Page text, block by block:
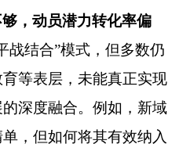
，动员潜力转化率偏
战结合”模式，但多数仍
等表层，未能真正实现
深度融合。例如，新域
，但如何将其有效纳入